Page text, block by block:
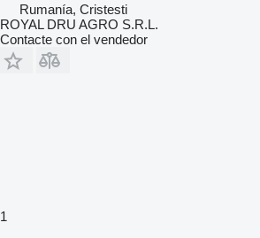
Rumanía, Cristesti
ROYAL DRU AGRO S.R.L.
Contacte con el vendedor
1